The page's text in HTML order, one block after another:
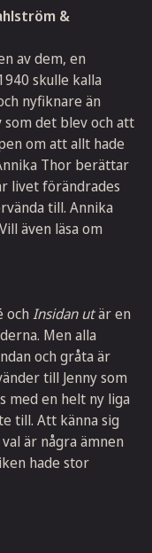
&
av dem, en
skulle kalla
nyfiknare än
som det blev och att
om att allt hade
Thor berättar
livet förändrades
till. Annika
även läsa om
och Insidan utär en
Men alla
och gråta är
till Jenny som
med en helt ny liga
till. Att känna sig
är några ämnen
hade stor